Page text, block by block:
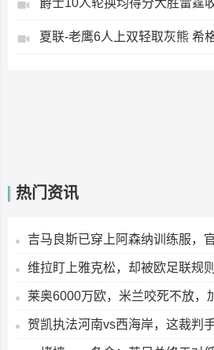
热门资讯
吉马良斯已穿上阿森纳训练服，
维拉盯上雅克松，却被欧足联规
莱奥6000万欧，米兰咬死不放，
贺凯执法河南vs西海岸，这裁判